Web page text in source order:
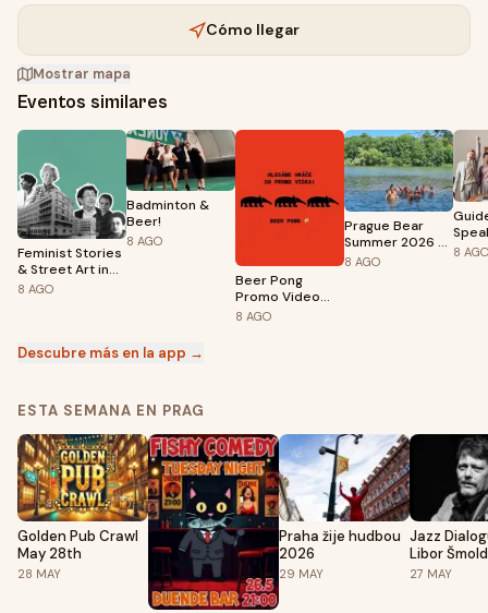
Cómo llegar
Mostrar mapa
Eventos similares
Feminist Stories
& Street Art in
Prague 5 (ENG)
8 AGO
Badminton &
Beer!
8 AGO
Beer Pong
Promo Video
Shoot – Klub
8 AGO
Prague Bear
Summer 2026 -
Naturistic
8 AGO
8 AGO
Descubre más en la app →
ESTA SEMANA EN PRAG
Golden Pub Crawl
May 28th
28 MAY
Praha žije hudbou
2026
29 MAY
Jazz
Libor
Nigel Price
27 MAY